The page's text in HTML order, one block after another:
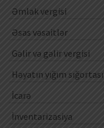
Əmlak vergisi
Əsas vəsaitlər
Gəlir və gəlir vergisi
Həyatın yığım sığortası
İcarə
İnventarizasiya